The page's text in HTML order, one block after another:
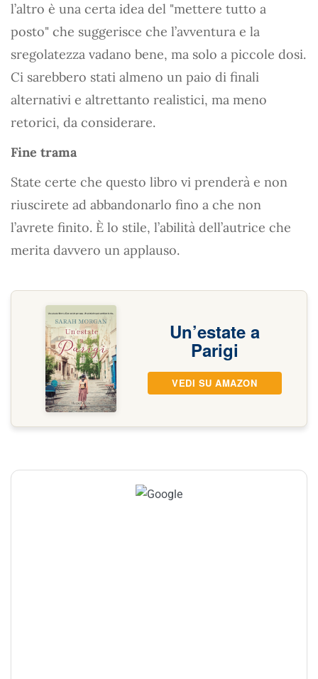
l’altro è una certa idea del "mettere tutto a
posto" che suggerisce che l’avventura e la
sregolatezza vadano bene, ma solo a piccole dosi.
Ci sarebbero stati almeno un paio di finali
alternativi e altrettanto realistici, ma meno
retorici, da considerare.
Fine trama
State certe che questo libro vi prenderà e non
riuscirete ad abbandonarlo fino a che non
l’avrete finito. È lo stile, l’abilità dell’autrice che
merita davvero un applauso.
Un’estate a
Parigi
VEDI SU AMAZON